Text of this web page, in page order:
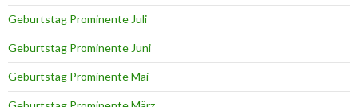
Geburtstag Prominente Juli
Geburtstag Prominente Juni
Geburtstag Prominente Mai